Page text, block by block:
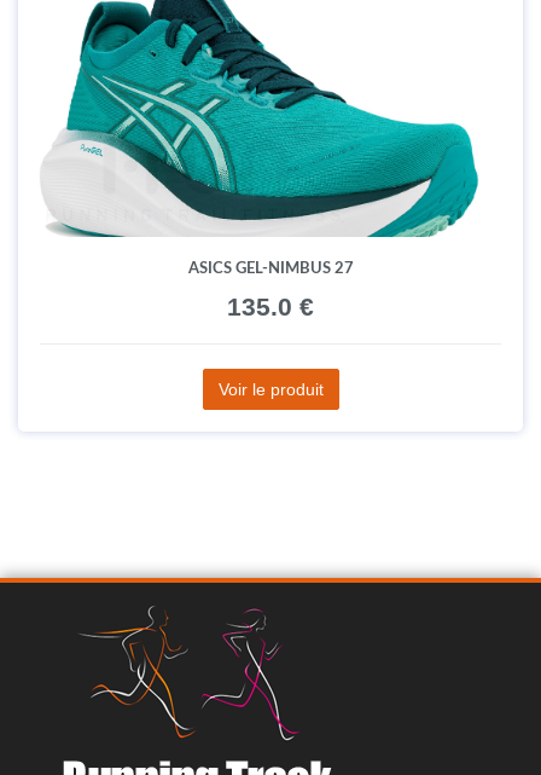
ASICS GEL-NIMBUS 27
135.0 €
Voir le produit